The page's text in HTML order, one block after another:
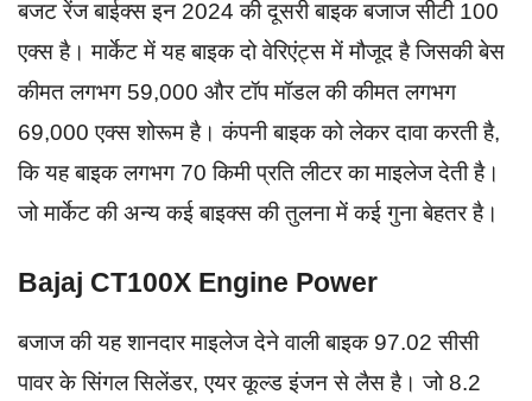
बजट रेंज बाईक्स इन 2024 की दूसरी बाइक बजाज सीटी 100
एक्स है। मार्केट में यह बाइक दो वेरिएंट्स में मौजूद है जिसकी बेस
कीमत लगभग 59,000 और टॉप मॉडल की कीमत लगभग
69,000 एक्स शोरूम है। कंपनी बाइक को लेकर दावा करती है,
कि यह बाइक लगभग 70 किमी प्रति लीटर का माइलेज देती है।
जो मार्केट की अन्य कई बाइक्स की तुलना में कई गुना बेहतर है।
Bajaj CT100X Engine Power
बजाज की यह शानदार माइलेज देने वाली बाइक 97.02 सीसी
पावर के सिंगल सिलेंडर, एयर कूल्ड इंजन से लैस है। जो 8.2